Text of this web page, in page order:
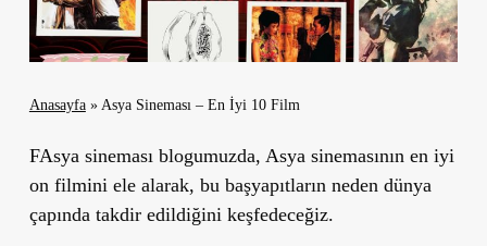
Anasayfa» Asya Sineması – En İyi 10 Film
FAsya sineması blogumuzda, Asya sinemasının en iyi
on filmini ele alarak, bu başyapıtların neden dünya
çapında takdir edildiğini keşfedeceğiz.